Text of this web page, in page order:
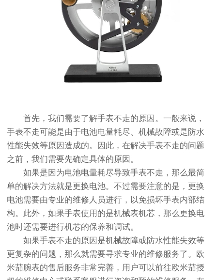
首先，我们需要了解手表不走的原因。一般来说，
手表不走可能是由于电池电量耗尽、机械故障或是防水
性能失效等原因造成的。因此，在解决手表不走的问题
之前，我们需要先确定具体的原因。
如果是因为电池电量耗尽导致手表不走，那么最简
单的解决方法就是更换电池。不过需要注意的是，更换
电池需要由专业的维修人员进行，以免损坏手表内部结
构。此外，如果手表使用的是机械表机芯，那么更换电
池时还需要进行机芯的保养和调试。
如果手表不走的原因是机械故障或防水性能失效等
更复杂的问题，那么就需要寻求专业的维修服务了。欧
米茄腕表的售后服务非常完善，用户可以前往欧米茄授